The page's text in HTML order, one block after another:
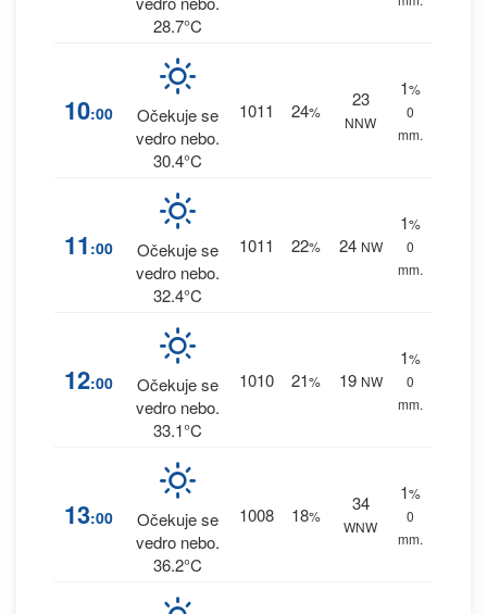
28.7°C
10:00
Očekuje se
vedro nebo.
30.4°C
1011 24%
23
NNW
1%
0
mm.
11 :00
Očekuje se
vedro nebo.
32.4°C
1011 22% 24 NW
1%
0
mm.
12:00
Očekuje se
vedro nebo.
33.1°C
1010 21% 19 NW
1%
0
mm.
13:00
Očekuje se
vedro nebo.
36.2°C
1008 18%
34
WNW
1%
0
mm.